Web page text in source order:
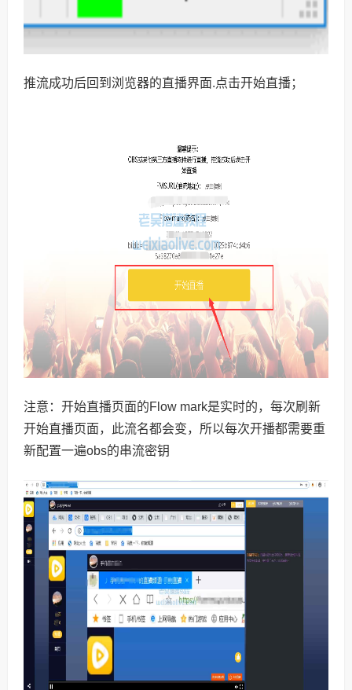
推流成功后回到浏览器的直播界面.点击开始直播；
注意：开始直播页面的Flow mark是实时的，每次刷新
开始直播页面，此流名都会变，所以每次开播都需要重
新配置一遍obs的串流密钥